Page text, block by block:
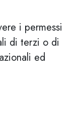
i permessi
di terzi o di
ed